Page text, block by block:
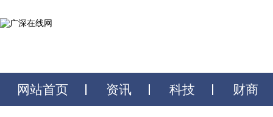
网站首页 资讯 科技 财商